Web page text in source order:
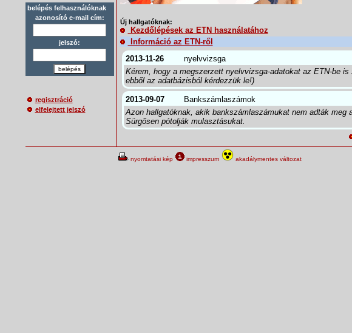
belépés felhasználóknak
azonosító e-mail cím:
jelszó:
belépés
regisztráció
elfelejtett jelszó
Új hallgatóknak:
Kezdőlépések az ETN használatához
Információ az ETN-ről
2013-11-26
nyelvvizsga
Kérem, hogy a megszerzett nyelvvizsga-adatokat az ETN-be
ebből az adatbázisból kérdezzük le!)
2013-09-07
Bankszámlaszámok
Azon hallgatóknak, akik bankszámlaszámukat nem adták meg
Sürgősen pótolják mulasztásukat.
nyomtatási kép impresszum akadálymentes változat